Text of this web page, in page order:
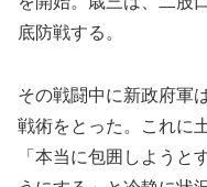
底防戦する。
その戦闘中に新政府軍
戦術をとった。これに
「本当に包囲しようと